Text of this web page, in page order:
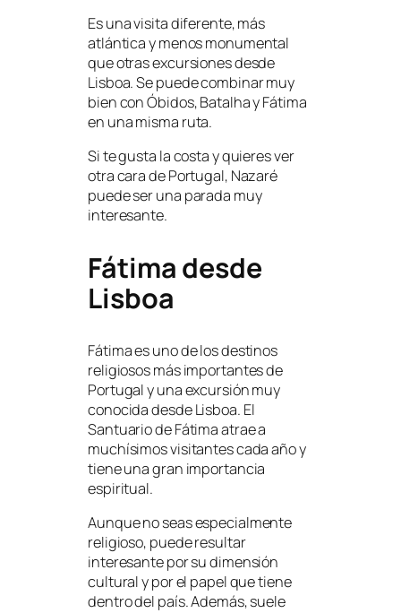
Es una visita diferente, más
atlántica y menos monumental
que otras excursiones desde
Lisboa. Se puede combinar muy
bien con Óbidos, Batalha y Fátima
en una misma ruta.
Si te gusta la costa y quieres ver
otra cara de Portugal, Nazaré
puede ser una parada muy
interesante.
Fátima desde
Lisboa
Fátima es uno de los destinos
religiosos más importantes de
Portugal y una excursión muy
conocida desde Lisboa. El
Santuario de Fátima atrae a
muchísimos visitantes cada año y
tiene una gran importancia
espiritual.
Aunque no seas especialmente
religioso, puede resultar
interesante por su dimensión
cultural y por el papel que tiene
dentro del país. Además, suele